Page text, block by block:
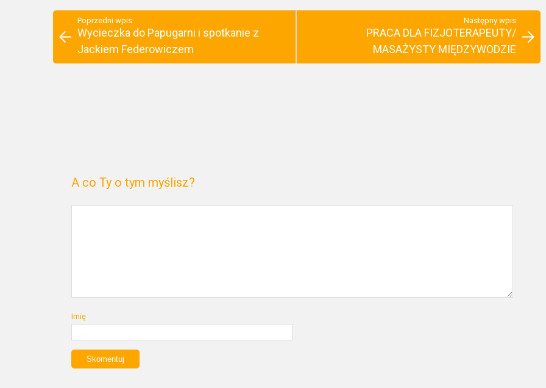
Poprzedni wpis
Wycieczka do Papugarni i spotkanie z
Jackiem Federowiczem
Następny wpis
PRACA DLA FIZJOTERAPEUTY/
MASAŻYSTY MIĘDZYWODZIE
A co Ty o tym myślisz?
Imię